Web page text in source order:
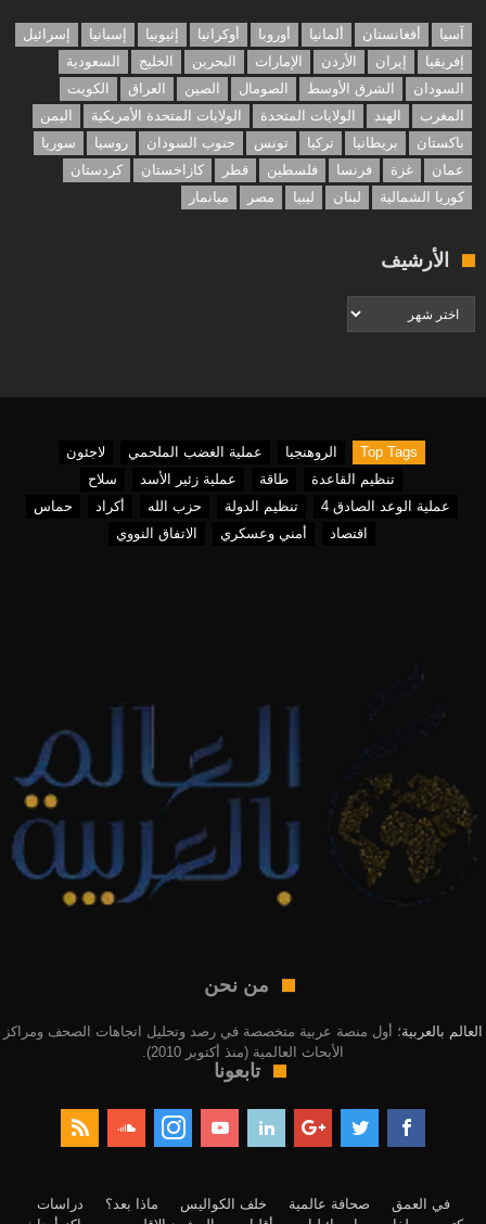
آسيا أفغانستان ألمانيا أوروبا أوكرانيا إثيوبيا إسبانيا
إسرائيل
إفريقيا
إيران الأردن الإمارات البحرين الخليج
السعودية
السودان
الشرق الأوسط الصومال الصين العراق
الكويت
المغرب
الهند الولايات المتحدة الولايات المتحدة الأمريكية
اليمن
باكستان
بريطانيا تركيا تونس جنوب السودان روسيا
سوريا
عمان
غزة فرنسا فلسطين قطر كازاخستان
كردستان
كوريا الشمالية
لبنان ليبيا مصر ميانمار
الأرشيف
الأرشيف
Top Tags الروهنجيا عملية الغضب الملحمي
لاجئون
تنظيم القاعدة
طاقة عملية زئير الأسد
سلاح
عملية الوعد الصادق 4
تنظيم الدولة حزب الله أكراد
حماس
اقتصاد
أمني وعسكري الاتفاق النووي
من نحن
العالم بالعربية؛ أول منصة عربية متخصصة في رصد وتحليل اتجاهات الصحف ومراكز
الأبحاث العالمية (منذ أكتوبر 2010).
تابعونا
في العمق صحافة عالمية خلف الكواليس ماذا بعد؟
دراسات